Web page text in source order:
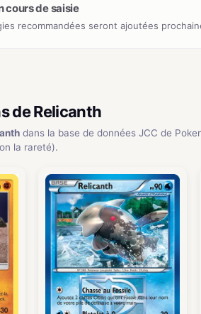
cours de saisie
recommandées seront ajoutées
de Relicanth
dans la base de données JCC de
la rareté).